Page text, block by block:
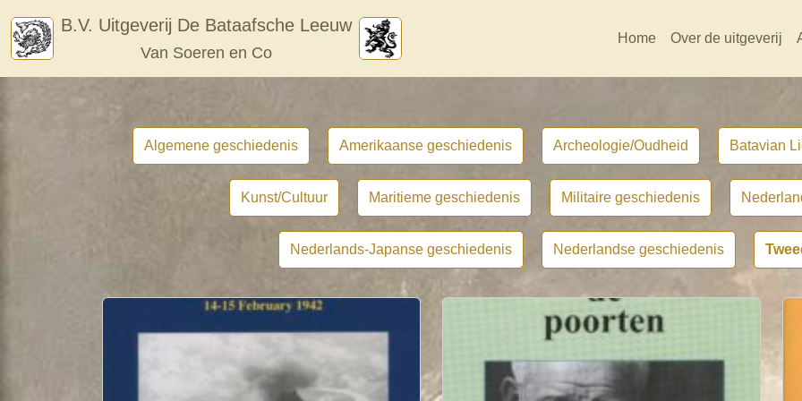
content
B.V. Uitgeverij De Bataafsche Leeuw
Van Soeren en Co
Home Over de uitgeverij
Algemene geschiedenis Amerikaanse geschiedenis Archeologie/Oudheid Batavian
Kunst/Cultuur Maritieme geschiedenis Militaire geschiedenis
Nederlands-Japanse geschiedenis Nederlandse geschiedenis